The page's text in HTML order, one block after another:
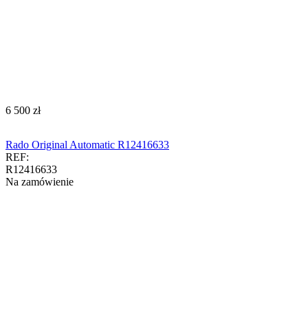
‍6 500‍ zł
Rado Original Automatic R12416633
REF:
R12416633
Na zamówienie